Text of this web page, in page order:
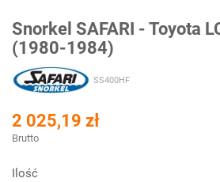
Snorkel SAFARI - Toyota
(1980-1984)
SS400HF
2 025,19 zł
Brutto
Ilość